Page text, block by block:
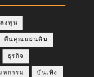
งทุน
คืนคุณแผ่นดิน
ธุรกิจ
หกรรม บันเทิง